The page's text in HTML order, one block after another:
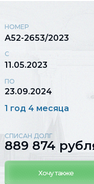
НОМЕР
А52-2653/2023
С
11.05.2023
23.09.2024
ПО
1 год 4 месяца
889 874
СПИСАН ДОЛГ
Хочу также